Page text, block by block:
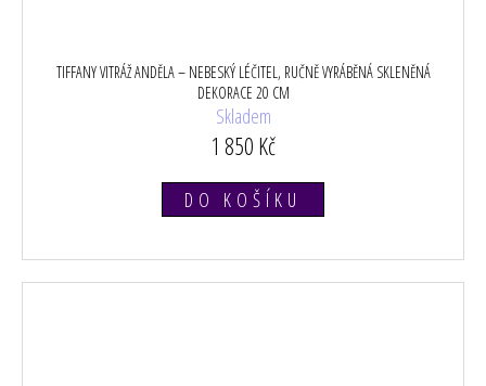
TIFFANY VITRÁŽ ANDĚLA – NEBESKÝ LÉČITEL, RUČNĚ VYRÁBĚNÁ SKLENĚNÁ
DEKORACE 20 CM
Skladem
1 850 Kč
DO KOŠÍKU